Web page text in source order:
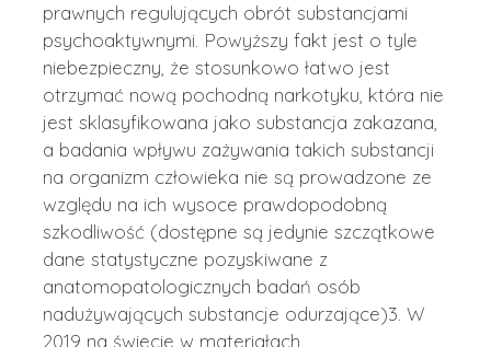
prawnych regulujących obrót substancjami
psychoaktywnymi. Powyższy fakt jest o tyle
niebezpieczny, że stosunkowo łatwo jest
otrzymać nową pochodną narkotyku, która nie
jest sklasyfikowana jako substancja zakazana,
a badania wpływu zażywania takich substancji
na organizm człowieka nie są prowadzone ze
względu na ich wysoce prawdopodobną
szkodliwość (dostępne są jedynie szczątkowe
dane statystyczne pozyskiwane z
anatomopatologicznych badań osób
nadużywających substancje odurzające)3. W
2019 na świecie w materiałach